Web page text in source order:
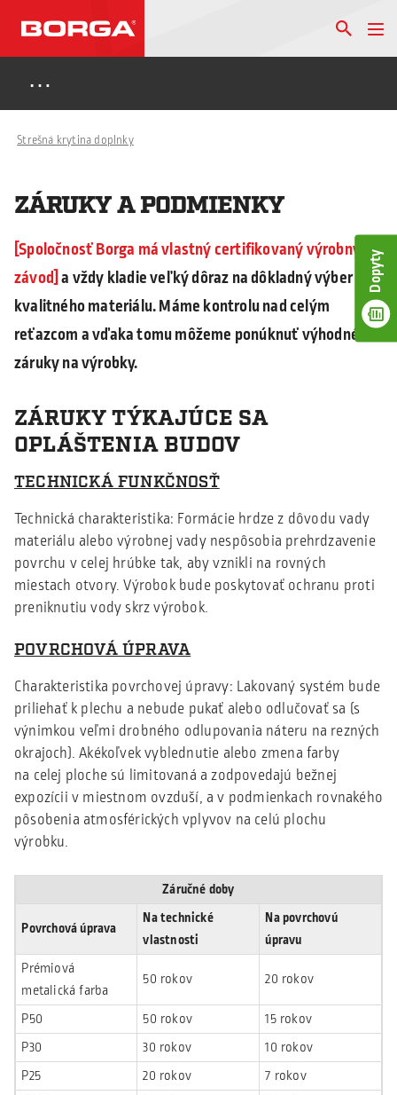
Dopyty
…
Strešná krytina doplnky
ZÁRUKY A PODMIENKY
Spoločnosť Borga má vlastný certifikovaný výrobný
závod a vždy kladie veľký dôraz na dôkladný výber
kvalitného materiálu. Máme kontrolu nad celým
reťazcom a vďaka tomu môžeme ponúknuť výhodné
záruky na výrobky.
ZÁRUKY TÝKAJÚCE SA
OPLÁŠTENIA BUDOV
TECHNICKÁ FUNKČNOSŤ
Technická charakteristika: Formácie hrdze z dôvodu vady
materiálu alebo výrobnej vady nespôsobia prehrdzavenie
povrchu v celej hrúbke tak, aby vznikli na rovných
miestach otvory. Výrobok bude poskytovať ochranu proti
preniknutiu vody skrz výrobok.
POVRCHOVÁ ÚPRAVA
Charakteristika povrchovej úpravy: Lakovaný systém bude
priliehať k plechu a nebude pukať alebo odlučovať sa (s
výnimkou veľmi drobného odlupovania náteru na rezných
okrajoch). Akékoľvek vyblednutie alebo zmena farby
na celej ploche sú limitovaná a zodpovedajú bežnej
expozícii v miestnom ovzduší, a v podmienkach rovnakého
pôsobenia atmosférických vplyvov na celú plochu
výrobku.
Záručné doby
Povrchová úprava
Na technické
vlastnosti
Na povrchovú
úpravu
Prémiová
metalická farba
50 rokov 20 rokov
P50 50 rokov
15 rokov
P30
30 rokov
10 rokov
P25
20 rokov
7 rokov